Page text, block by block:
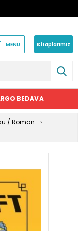
MENÜ Kitaplarımız
BEDAVA
/ Roman